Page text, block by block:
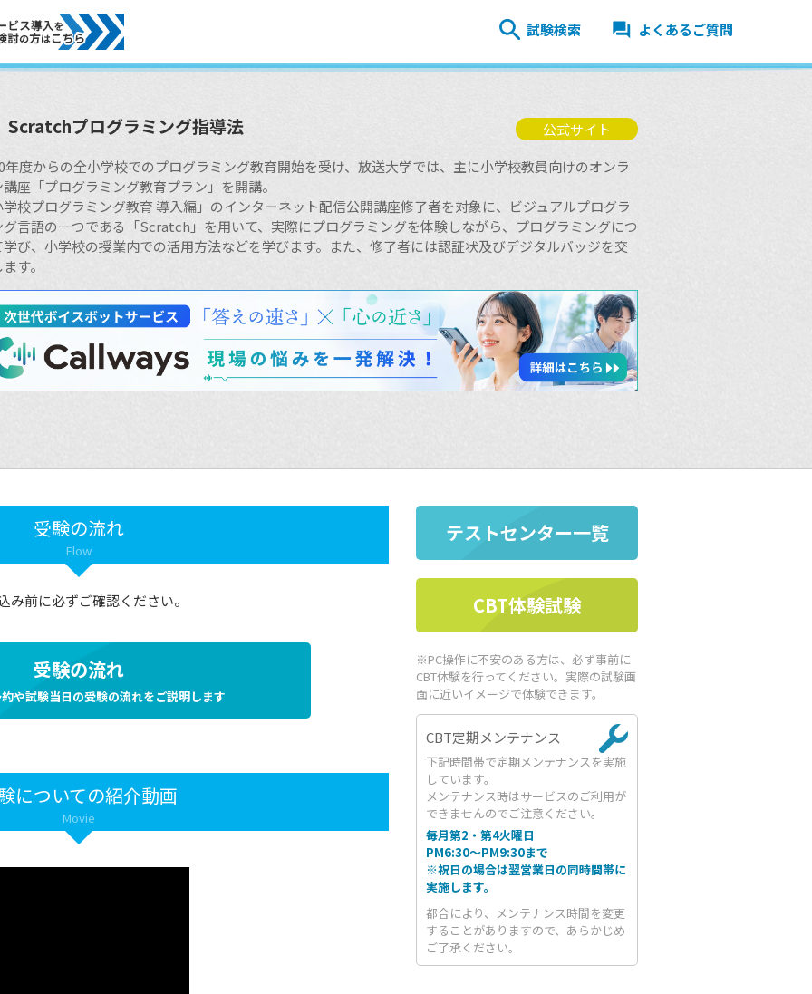
試験検索 よくあるご質問
公式サイト
Scratchプログラミング指導法
年度からの全小学校でのプログラミング教育開始を受け、放送大学では、主に小学校教員向けのオンラ
講座「プログラミング教育プラン」を開講。
学校プログラミング教育 導入編」のインターネット配信公開講座修了者を対象に、ビジュアルプログラ
グ言語の一つである「Scratch」を用いて、実際にプログラミングを体験しながら、プログラミングにつ
学び、小学校の授業内での活用方法などを学びます。また、修了者には認証状及びデジタルバッジを交
す。
受験の流れ
Flow
み前に必ずご確認ください。
受験の流れ
や試験当日の受験の流れをご説明します
についての紹介動画
Movie
テストセンター一覧
CBT体験試験
※PC操作に不安のある方は、必ず事前に
CBT体験を行ってください。実際の試験画
面に近いイメージで体験できます。
CBT定期メンテナンス
下記時間帯で定期メンテナンスを実施
しています。
メンテナンス時はサービスのご利用が
できませんのでご注意ください。
毎月第2・第4火曜日
PM6:30～PM9:30まで
※祝日の場合は翌営業日の同時間帯に
実施します。
都合により、メンテナンス時間を変更
することがありますので、あらかじめ
ご了承ください。